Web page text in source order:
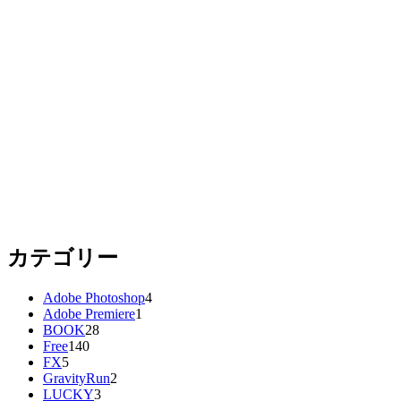
カテゴリー
Adobe Photoshop4
Adobe Premiere1
BOOK28
Free140
FX5
GravityRun2
LUCKY3